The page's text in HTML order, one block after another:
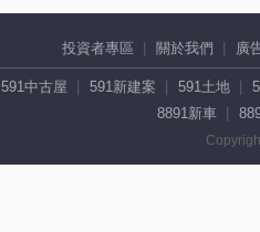
投資者專區 關於我們 廣
591中古屋 591新建案 591土地
8891新車